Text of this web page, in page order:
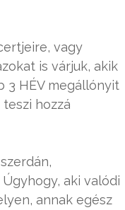
vagy
is várjuk, akik
3 HÉV megállónyit
hozzá
aki valódi
annak egész